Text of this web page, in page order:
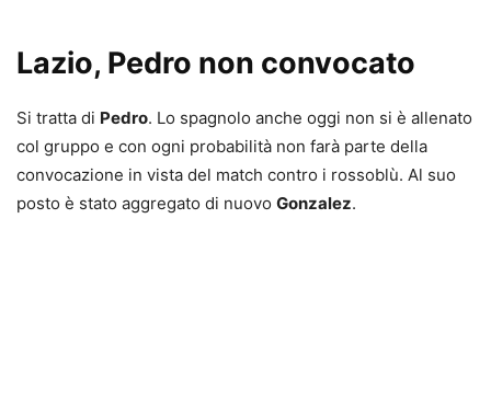
Lazio, Pedro non convocato
Si tratta di Pedro. Lo spagnolo anche oggi non si è allenato
col gruppo e con ogni probabilità non farà parte della
convocazione in vista del match contro i rossoblù. Al suo
posto è stato aggregato di nuovo Gonzalez.